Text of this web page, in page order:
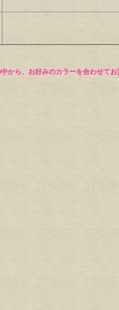
ら、お好みのカラーを合わせてお